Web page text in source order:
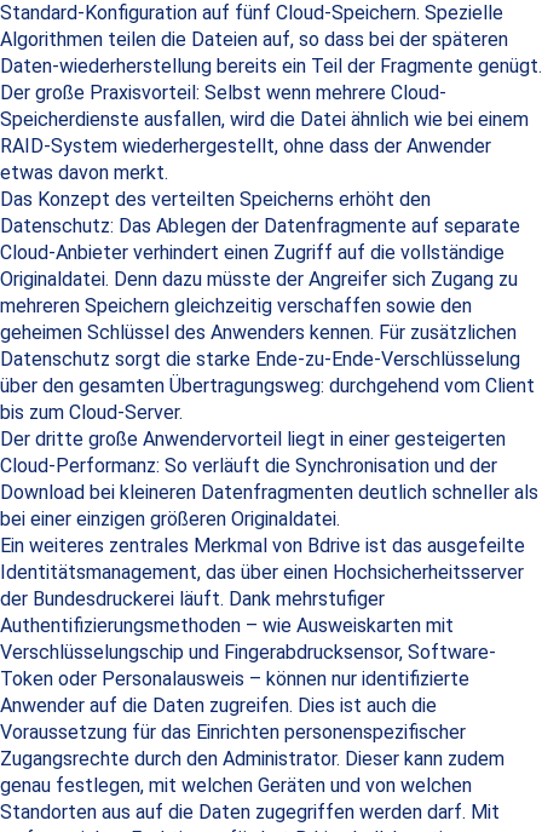
Standard-Konfiguration auf fünf Cloud-Speichern. Spezielle
Algorithmen teilen die Dateien auf, so dass bei der späteren
Daten-wiederherstellung bereits ein Teil der Fragmente genügt.
Der große Praxisvorteil: Selbst wenn mehrere Cloud-
Speicherdienste ausfallen, wird die Datei ähnlich wie bei einem
RAID-System wiederhergestellt, ohne dass der Anwender
etwas davon merkt.
Das Konzept des verteilten Speicherns erhöht den
Datenschutz: Das Ablegen der Datenfragmente auf separate
Cloud-Anbieter verhindert einen Zugriff auf die vollständige
Originaldatei. Denn dazu müsste der Angreifer sich Zugang zu
mehreren Speichern gleichzeitig verschaffen sowie den
geheimen Schlüssel des Anwenders kennen. Für zusätzlichen
Datenschutz sorgt die starke Ende-zu-Ende-Verschlüsselung
über den gesamten Übertragungsweg: durchgehend vom Client
bis zum Cloud-Server.
Der dritte große Anwendervorteil liegt in einer gesteigerten
Cloud-Performanz: So verläuft die Synchronisation und der
Download bei kleineren Datenfragmenten deutlich schneller als
bei einer einzigen größeren Originaldatei.
Ein weiteres zentrales Merkmal von Bdrive ist das ausgefeilte
Identitätsmanagement, das über einen Hochsicherheitsserver
der Bundesdruckerei läuft. Dank mehrstufiger
Authentifizierungsmethoden – wie Ausweiskarten mit
Verschlüsselungschip und Fingerabdrucksensor, Software-
Token oder Personalausweis – können nur identifizierte
Anwender auf die Daten zugreifen. Dies ist auch die
Voraussetzung für das Einrichten personenspezifischer
Zugangsrechte durch den Administrator. Dieser kann zudem
genau festlegen, mit welchen Geräten und von welchen
Standorten aus auf die Daten zugegriffen werden darf. Mit